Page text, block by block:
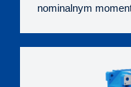
nominalnym
(wspólnym)
podpory. Dzięki